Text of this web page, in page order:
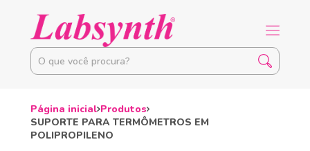
Página inicial Produtos
SUPORTE PARA TERMÔMETROS EM
POLIPROPILENO